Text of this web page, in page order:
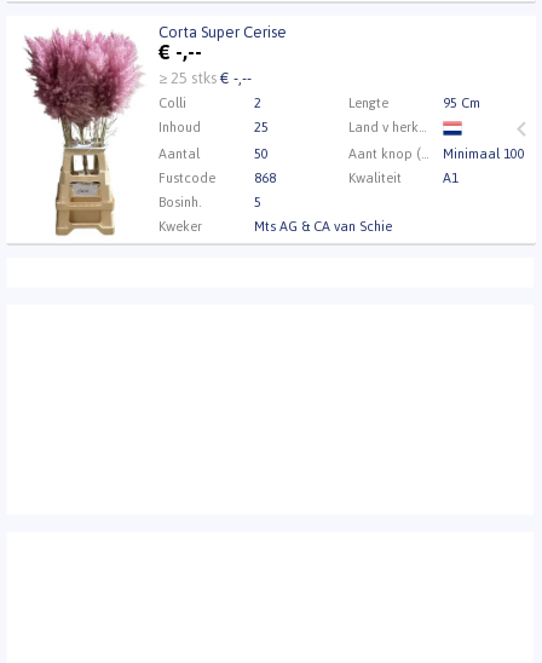
Corta Super Cerise
€ -,--
≥ 25 stks€ -,--
Colli 2 Lengte
95 Cm
Inhoud
25
Aantal
50 Aant knop (min.)
Minimaal 100
Fustcode
868 Kwaliteit
A1
Bosinh.
5
Kweker
Mts AG & CA van Schie
Corta Super Cerise
U moet ingelogd zijn om te kunnen kopen.
om in te loggen.